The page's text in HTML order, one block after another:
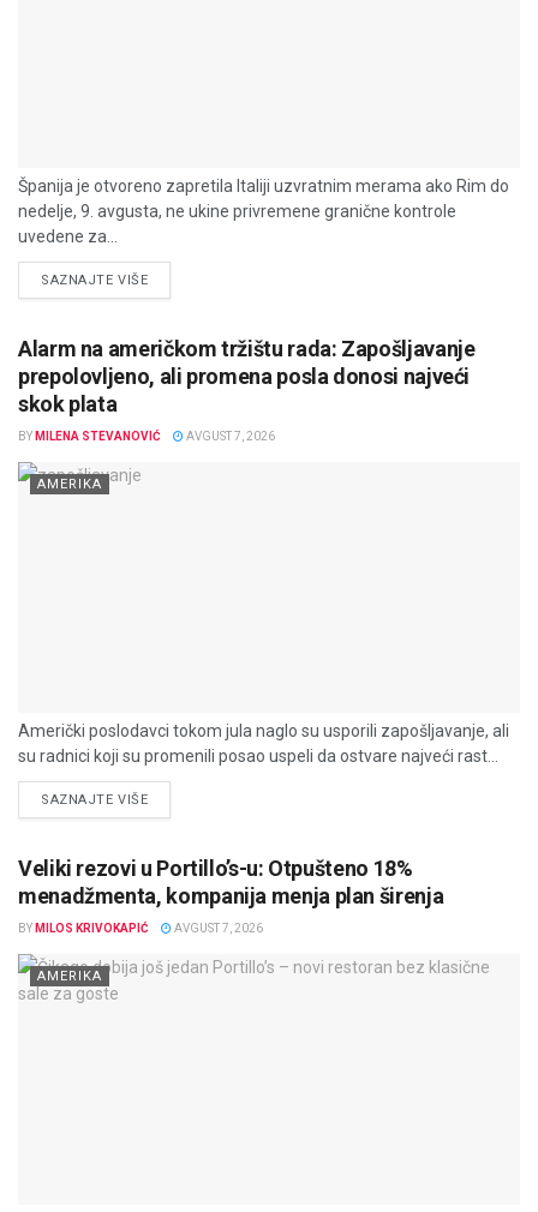
Španija je otvoreno zapretila Italiji uzvratnim merama ako Rim do
nedelje, 9. avgusta, ne ukine privremene granične kontrole
uvedene za...
SAZNAJTE VIŠEDETAILS
Alarm na američkom tržištu rada: Zapošljavanje
prepolovljeno, ali promena posla donosi najveći
skok plata
BY MILENA STEVANOVIĆ AVGUST 7, 2026
AMERIKA
Američki poslodavci tokom jula naglo su usporili zapošljavanje, ali
su radnici koji su promenili posao uspeli da ostvare najveći rast...
SAZNAJTE VIŠEDETAILS
Veliki rezovi u Portillo’s-u: Otpušteno 18%
menadžmenta, kompanija menja plan širenja
BY MILOS KRIVOKAPIĆ AVGUST 7, 2026
AMERIKA